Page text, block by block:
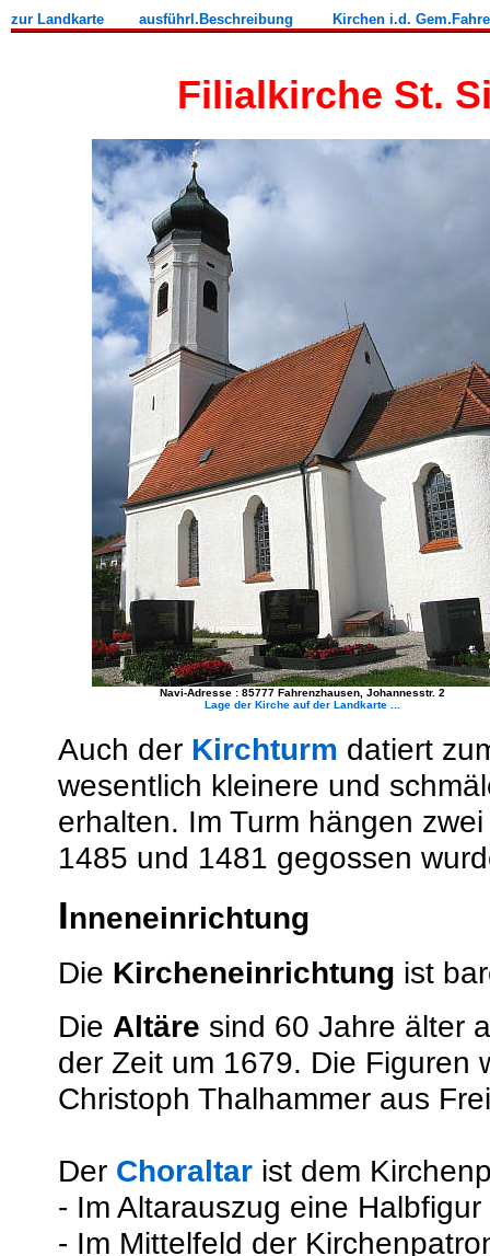
zur Landkarte ausführl.Beschreibung Kirchen i.d.
Filialkirche St.
Navi-Adresse : 85777 Fahrenzhausen, Johannesstr. 2
Lage der Kirche auf der Landkarte ...
Auch der Kirchturm datiert
wesentlich kleinere und
erhalten. Im Turm hängen
1485 und 1481 gegossen
Inneneinrichtung
Die Kircheneinrichtung ist
Die Altäre sind 60 Jahre älter
der Zeit um 1679. Die Figuren
Christoph Thalhammer aus
Der Choraltar ist dem
- Im Altarauszug eine
- Im Mittelfeld der